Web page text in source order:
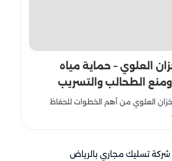
العلوي – حماية مياه
ومنع الطحالب والتسريب
العلوي من أهم الخطوات للحفاظ
شركة تسليك مجاري بالرياض